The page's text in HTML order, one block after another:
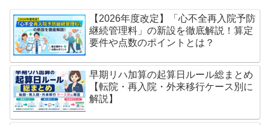
【2026年度改定】「心不全再入院予防
継続管理料」の新設を徹底解説！算定
要件や点数のポイントとは？
早期リハ加算の起算日ルール総まとめ
【転院・再入院・外来移行ケース別に
解説】